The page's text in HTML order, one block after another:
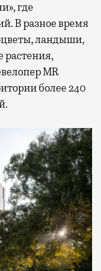
где
В разное время
ландыши,
растения,
MR
более 240